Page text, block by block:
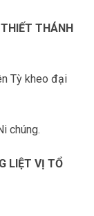
THÁNH
Tỳ kheo đại
chúng.
LIỆT VỊ TỔ